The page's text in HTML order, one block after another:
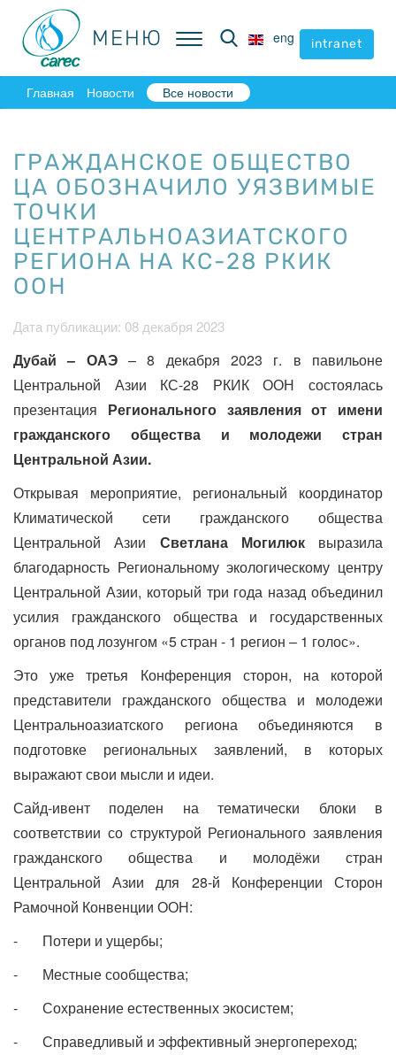
МЕНЮ eng intranet
МЕНЮ eng intranet
Главная Новости Все новости
ГРАЖДАНСКОЕ ОБЩЕСТВО
ЦА ОБОЗНАЧИЛО УЯЗВИМЫЕ
ТОЧКИ
ЦЕНТРАЛЬНОАЗИАТСКОГО
РЕГИОНА НА КС-28 РКИК
ООН
Дата публикации: 08 декабря 2023
Дубай – ОАЭ– 8 декабря 2023 г. в павильоне
Центральной Азии КС-28 РКИК ООН состоялась
презентация Регионального заявления от имени
гражданского общества и молодежи стран
Центральной Азии.
Открывая мероприятие, региональный координатор
Климатической сети гражданского общества
Центральной Азии Светлана Могилюквыразила
благодарность Региональному экологическому центру
Центральной Азии, который три года назад объединил
усилия гражданского общества и государственных
органов под лозунгом «5 стран - 1 регион – 1 голос».
Это уже третья Конференция сторон, на которой
представители гражданского общества и молодежи
Центральноазиатского региона объединяются в
подготовке региональных заявлений, в которых
выражают свои мысли и идеи.
Сайд-ивент поделен на тематически блоки в
соответствии со структурой Регионального заявления
гражданского общества и молодёжи стран
Центральной Азии для 28-й Конференции Сторон
Рамочной Конвенции ООН:
- Потери и ущербы;
- Местные сообщества;
- Сохранение естественных экосистем;
- Справедливый и эффективный энергопереход;